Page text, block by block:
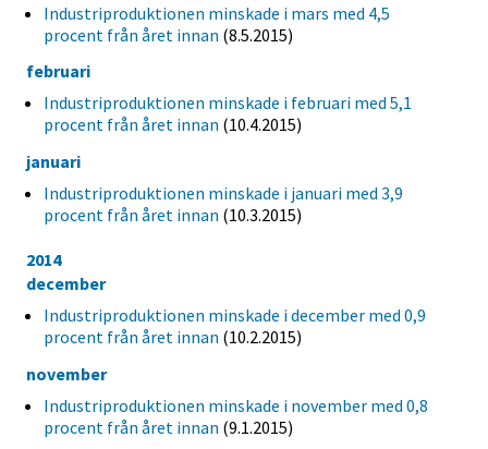
Industriproduktionen minskade i mars med 4,5
procent från året innan (8.5.2015)
februari
Industriproduktionen minskade i februari med 5,1
procent från året innan (10.4.2015)
januari
Industriproduktionen minskade i januari med 3,9
procent från året innan (10.3.2015)
2014
december
Industriproduktionen minskade i december med 0,9
procent från året innan (10.2.2015)
november
Industriproduktionen minskade i november med 0,8
procent från året innan (9.1.2015)